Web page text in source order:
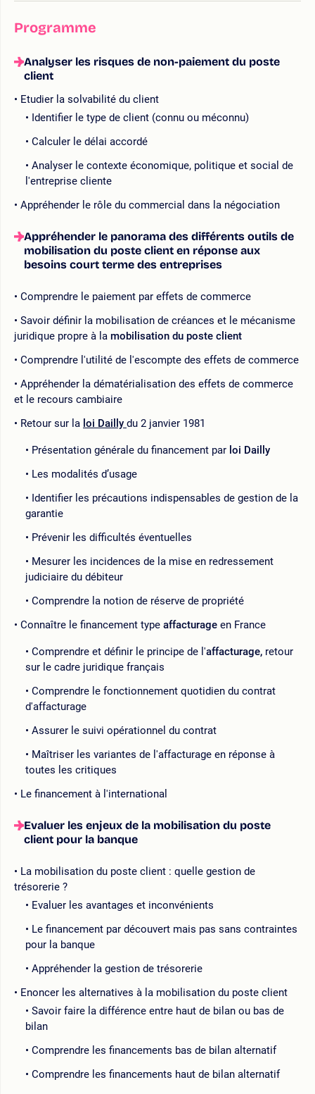
Programme
Analyser les risques de non-paiement du poste
client
Etudier la solvabilité du client
Identifier le type de client (connu ou méconnu)
Calculer le délai accordé
Analyser le contexte économique, politique et social de
l'entreprise cliente
Appréhender le rôle du commercial dans la négociation
Appréhender le panorama des différents outils de
mobilisation du poste client en réponse aux
besoins court terme des entreprises
Comprendre le paiement par effets de commerce
Savoir définir la mobilisation de créances et le mécanisme
juridique propre à la mobilisation du poste client
Comprendre l'utilité de l'escompte des effets de commerce
Appréhender la dématérialisation des effets de commerce
et le recours cambiaire
Retour sur la loi Dailly du 2 janvier 1981
Présentation générale du financement par loi Dailly
Les modalités d’usage
Identifier les précautions indispensables de gestion de la
garantie
Prévenir les difficultés éventuelles
Mesurer les incidences de la mise en redressement
judiciaire du débiteur
Comprendre la notion de réserve de propriété
Connaître le financement type affacturage en France
Comprendre et définir le principe de l'affacturage, retour
sur le cadre juridique français
Comprendre le fonctionnement quotidien du contrat
d'affacturage
Assurer le suivi opérationnel du contrat
Maîtriser les variantes de l'affacturage en réponse à
toutes les critiques
Le financement à l'international
Evaluer les enjeux de la mobilisation du poste
client pour la banque
La mobilisation du poste client : quelle gestion de
trésorerie ?
Evaluer les avantages et inconvénients
Le financement par découvert mais pas sans contraintes
pour la banque
Appréhender la gestion de trésorerie
Enoncer les alternatives à la mobilisation du poste client
Savoir faire la différence entre haut de bilan ou bas de
bilan
Comprendre les financements bas de bilan alternatif
Comprendre les financements haut de bilan alternatif